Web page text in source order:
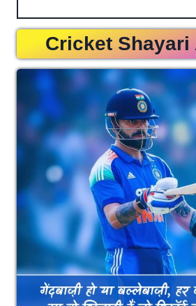
Cricket Shayari